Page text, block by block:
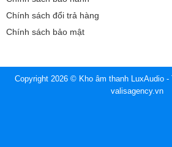
Chính sách đổi trả hàng
Chính sách bảo mật
Copyright 2026 © Kho âm thanh LuxAudio -
valisagency.vn